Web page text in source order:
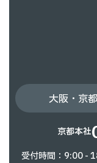
大阪・京
京都本社
受付時間：9:00 -